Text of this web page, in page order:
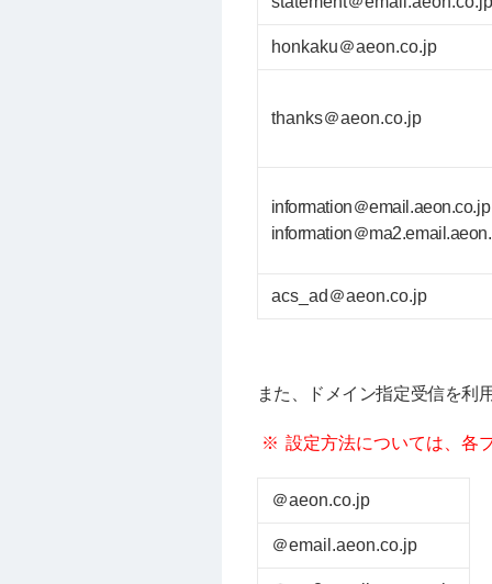
honkaku＠aeon.co.jp
thanks＠aeon.co.jp
information＠email.aeon.co.jp
information＠
acs_ad＠aeon.co.jp
また、ドメイン指定受信を利
設定方法については、各
＠aeon.co.jp
＠email.aeon.co.jp